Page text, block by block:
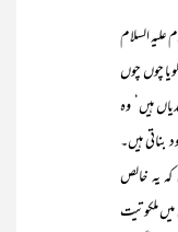
السلام
چوں چوں
ہیں‘ وہ
بناتی ہیں۔
یہ خالص
ملکوتیت